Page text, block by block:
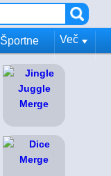
Športne Več